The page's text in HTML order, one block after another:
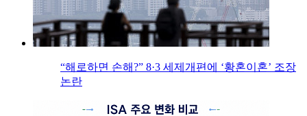
“해로하면 손해?” 8·3 세제개편에 ‘황혼이혼’ 조장
논란